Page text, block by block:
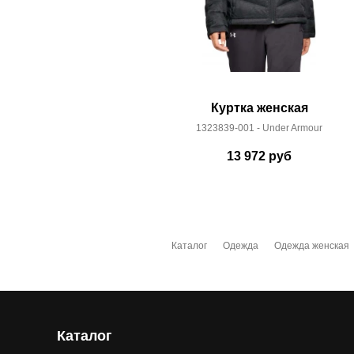
Куртка женская
1323839-001 - Under Armour
13 972 руб
Каталог Одежда Одежда женская
Каталог